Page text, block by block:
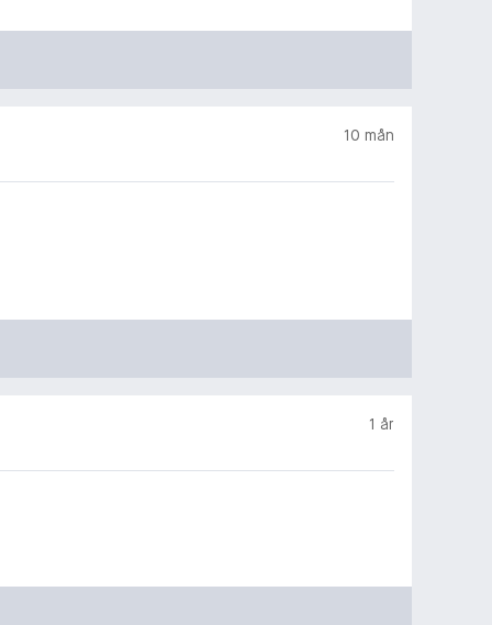
10 mån
1 år